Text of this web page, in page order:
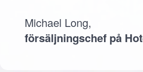
Michael Long,
försäljningschef på